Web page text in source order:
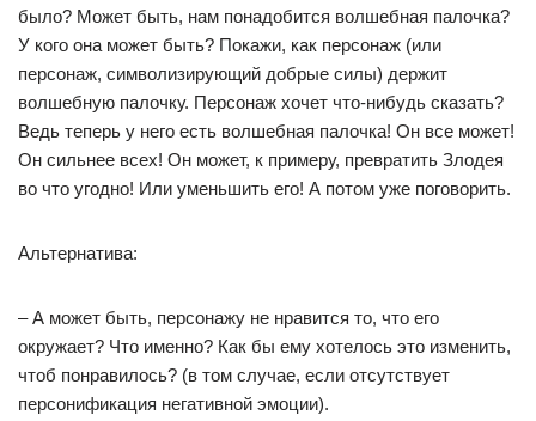
было? Может быть, нам понадобится волшебная палочка?
У кого она может быть? Покажи, как персонаж (или
персонаж, символизирующий добрые силы) держит
волшебную палочку. Персонаж хочет что-нибудь сказать?
Ведь теперь у него есть волшебная палочка! Он все может!
Он сильнее всех! Он может, к примеру, превратить Злодея
во что угодно! Или уменьшить его! А потом уже поговорить.
Альтернатива:
– А может быть, персонажу не нравится то, что его
окружает? Что именно? Как бы ему хотелось это изменить,
чтоб понравилось? (в том случае, если отсутствует
персонификация негативной эмоции).